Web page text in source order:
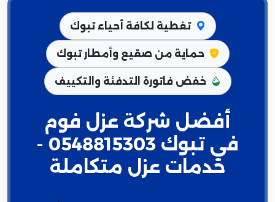
تغطية لكافة أحياء تبوك
حماية من صقيع وأمطار تبوك
خفض فاتورة التدفئة والتكييف
أفضل شركة عزل فوم
في تبوك 0548815303 -
خدمات عزل متكاملة